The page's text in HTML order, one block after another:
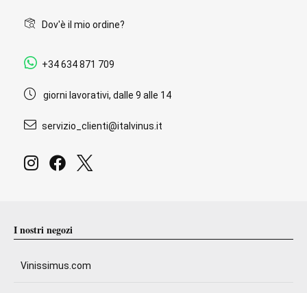
Dov'è il mio ordine?
+34 634 871 709
giorni lavorativi, dalle 9 alle 14
servizio_clienti@italvinus.it
I nostri negozi
Vinissimus.com